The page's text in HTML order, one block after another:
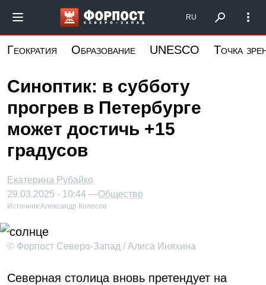
основному
Форпост Северо-Запад
RU
Геократия Образование UNESCO Точка
Синоптик: в субботу
прогрев в Петербурге
может достичь +15
градусов
Екатерина Рубайко
29.03.2025 - 10:44 —Общество
Источник:Александр Колесов
© Форпост Северо-Запад / Алиса Иняхина
Северная столица вновь претендует на